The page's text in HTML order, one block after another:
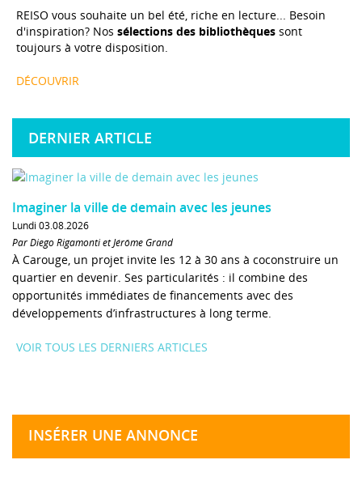
REISO vous souhaite un bel été, riche en lecture... Besoin
d'inspiration? Nos sélections des bibliothèques sont
toujours à votre disposition.
DÉCOUVRIR
DERNIER ARTICLE
Imaginer la ville de demain avec les jeunes
Lundi 03.08.2026
Par Diego Rigamonti et Jérôme Grand
À Carouge, un projet invite les 12 à 30 ans à coconstruire un
quartier en devenir. Ses particularités : il combine des
opportunités immédiates de financements avec des
développements d’infrastructures à long terme.
VOIR TOUS LES DERNIERS ARTICLES
INSÉRER UNE ANNONCE